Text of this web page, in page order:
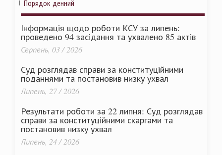
Порядок денний
Інформація щодо роботи КСУ за липень:
проведено 94 засідання та ухвалено 85 актів
Серпень, 03 / 2026
Суд розглядав справи за конституційними
поданнями та постановив низку ухвал
Липень, 27 / 2026
Результати роботи за 22 липня: Суд розглядав
справи за конституційними скаргами та
постановив низку ухвал
Липень, 24 / 2026